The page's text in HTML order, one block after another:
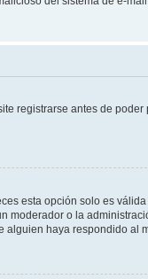
registrarse antes de
esta opción solo es
moderador o la
alguien haya respondido al